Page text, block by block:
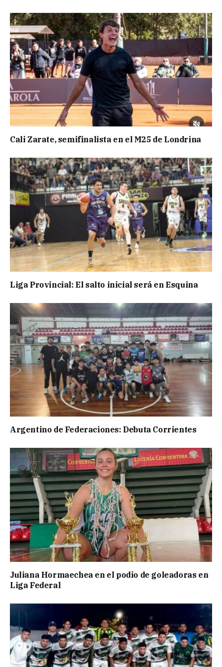
Cali Zarate, semifinalista en el M25 de Londrina
Liga Provincial: El salto inicial será en Esquina
Argentino de Federaciones: Debuta Corrientes
Juliana Hormaechea en el podio de goleadoras en
Liga Federal